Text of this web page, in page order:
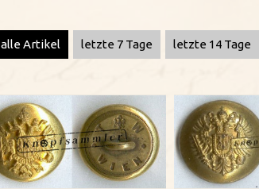
alle Artikel letzte 7 Tage letzte 14 Tage